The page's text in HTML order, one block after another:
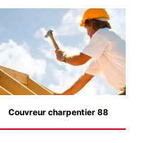
Couvreur charpentier 88